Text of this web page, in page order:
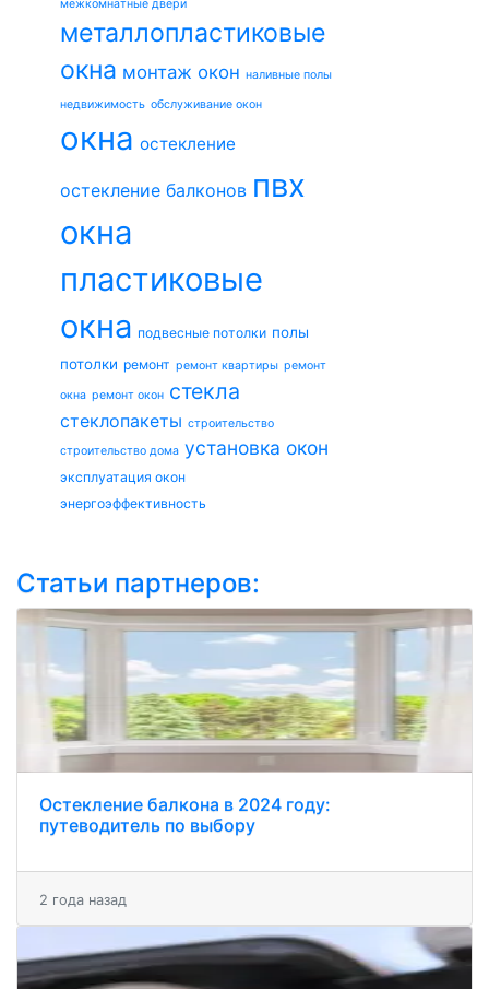
межкомнатные двери
металлопластиковые
окна монтаж окон наливные полы
недвижимость обслуживание окон
окна остекление
остекление балконов пвх
окна
пластиковые
окна подвесные потолки полы
потолки ремонт ремонт квартиры ремонт
окна ремонт окон стекла
стеклопакеты строительство
строительство дома установка окон
эксплуатация окон
энергоэффективность
Статьи партнеров:
Остекление балкона в 2024 году:
путеводитель по выбору
2 года назад